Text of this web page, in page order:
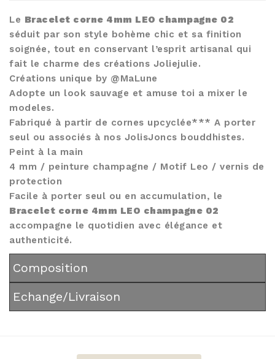
Le Bracelet corne 4mm LEO champagne 02
séduit par son style bohème chic et sa finition
soignée, tout en conservant l’esprit artisanal qui
fait le charme des créations Joliejulie.
Créations unique by @MaLune
Adopte un look sauvage et amuse toi a mixer le
modeles.
Fabriqué à partir de cornes upcyclée*** A porter
seul ou associés à nos JolisJoncs bouddhistes.
Peint à la main
4 mm / peinture champagne / Motif Leo / vernis de
protection
Facile à porter seul ou en accumulation, le
Bracelet corne 4mm LEO champagne 02
accompagne le quotidien avec élégance et
authenticité.
Composition
Echange/Livraison